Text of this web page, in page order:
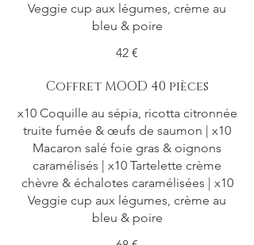
Veggie cup aux légumes, crème au
bleu & poire
42 €
Coffret MOOD 40 pièces
x10 Coquille au sépia, ricotta citronnée
truite fumée & œufs de saumon | x10
Macaron salé foie gras & oignons
caramélisés | x10 Tartelette crème
chèvre & échalotes caramélisées | x10
Veggie cup aux légumes, crème au